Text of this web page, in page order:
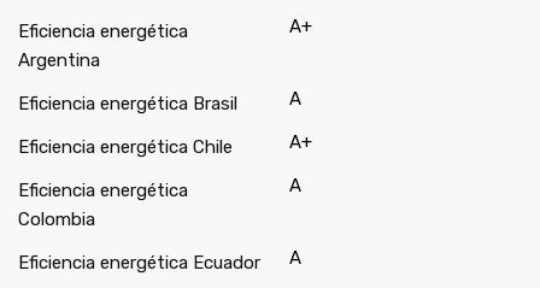
Eficiencia energética
Argentina
A+
Eficiencia energética Brasil A
Eficiencia energética Chile A+
Eficiencia energética
Colombia
A
Eficiencia energética Ecuador A